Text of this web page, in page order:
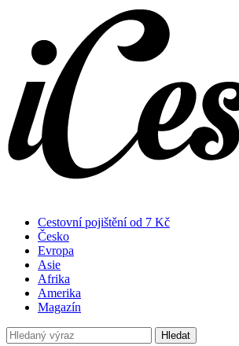
Cestovní pojištění od 7 Kč
Česko
Evropa
Asie
Afrika
Amerika
Magazín
Hledat